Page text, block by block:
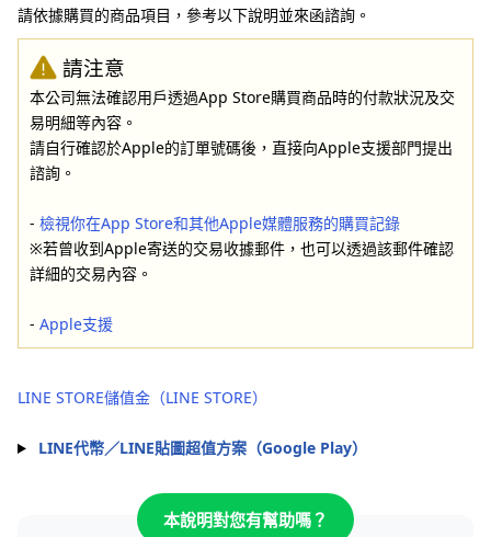
請依據購買的商品項目，參考以下說明並來函諮詢。
請注意
本公司無法確認用戶透過App Store購買商品時的付款狀況及交
易明細等內容。
請自行確認於Apple的訂單號碼後，直接向Apple支援部門提出
諮詢。
- 檢視你在App Store和其他Apple媒體服務的購買記錄
※若曾收到Apple寄送的交易收據郵件，也可以透過該郵件確認
詳細的交易內容。
- Apple支援
LINE STORE儲值金（LINE STORE）
LINE代幣／LINE貼圖超值方案（Google Play）
本說明對您有幫助嗎？